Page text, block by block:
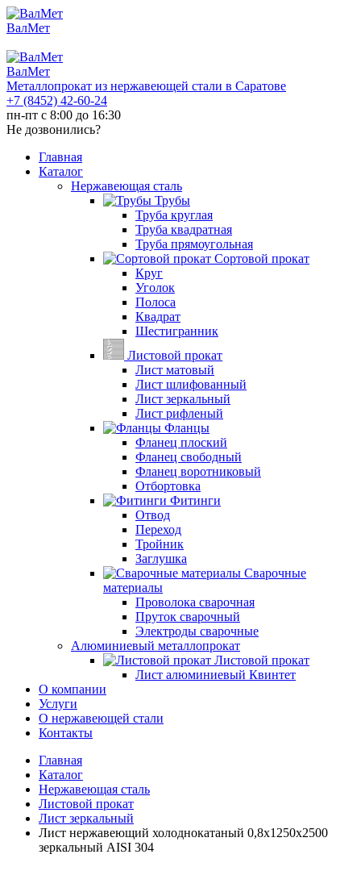
ВалМет
ВалМет
Металлопрокат из нержавеющей стали в Саратове
+7 (8452) 42-60-24
пн-пт с 8:00 до 16:30
Не дозвонились?
Главная
Каталог
Нержавеющая сталь
Трубы
Труба круглая
Труба квадратная
Труба прямоугольная
Сортовой прокат
Круг
Уголок
Полоса
Квадрат
Шестигранник
Листовой прокат
Лист матовый
Лист шлифованный
Лист зеркальный
Лист рифленый
Фланцы
Фланец плоский
Фланец свободный
Фланец воротниковый
Отбортовка
Фитинги
Отвод
Переход
Тройник
Заглушка
Сварочные
материалы
Проволока сварочная
Пруток сварочный
Электроды сварочные
Алюминиевый металлопрокат
Листовой прокат
Лист алюминиевый Квинтет
О компании
Услуги
О нержавеющей стали
Контакты
Главная
Каталог
Нержавеющая сталь
Листовой прокат
Лист зеркальный
Лист нержавеющий холоднокатаный 0,8х1250х2500
зеркальный AISI 304